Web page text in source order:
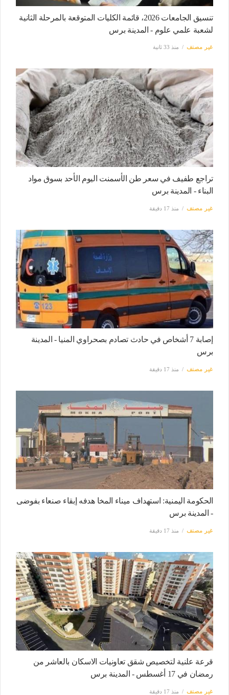
تنسيق الجامعات 2026، قائمة الكليات المتوقعة بالمرحلة الثانية
لشعبة علمي علوم - المدينة برس
غير مصنف منذ 33 ثانية
تراجع طفيف في سعر طن الأسمنت اليوم الأحد بسوق مواد
البناء - المدينة برس
غير مصنف منذ 17 دقيقة
إصابة 7 أشخاص في حادث تصادم بصحراوي المنيا - المدينة
برس
غير مصنف منذ 17 دقيقة
الحكومة اليمنية: استهداف ميناء المخا هدفه إبقاء صنعاء بفوضى
- المدينة برس
غير مصنف منذ 17 دقيقة
قرعة علنية لتخصيص شقق تعاونيات الاسكان بالعاشر من
رمضان في 17 أغسطس - المدينة برس
غير مصنف منذ 17 دقيقة